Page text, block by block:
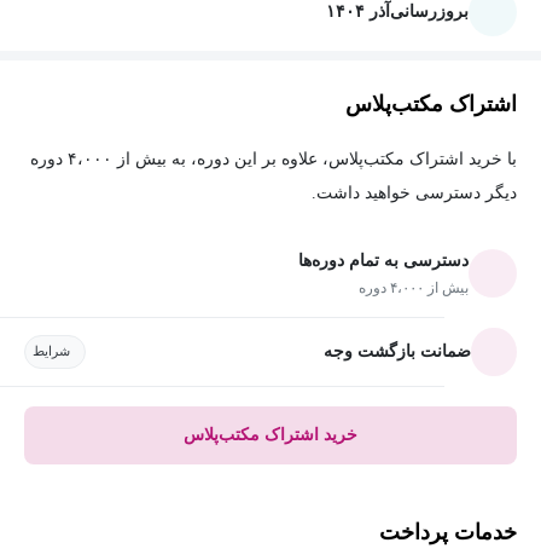
بروزرسانی آذر ۱۴۰۴
اشتراک مکتب‌پلاس
با خرید اشتراک مکتب‌پلاس، علاوه بر این دوره، به بیش از ۴،۰۰۰ دوره
دیگر دسترسی خواهید داشت.
دسترسی به تمام دوره‌ها
بیش از ۴،۰۰۰ دوره
ضمانت بازگشت وجه شرایط
خرید اشتراک مکتب‌پلاس
خدمات پرداخت